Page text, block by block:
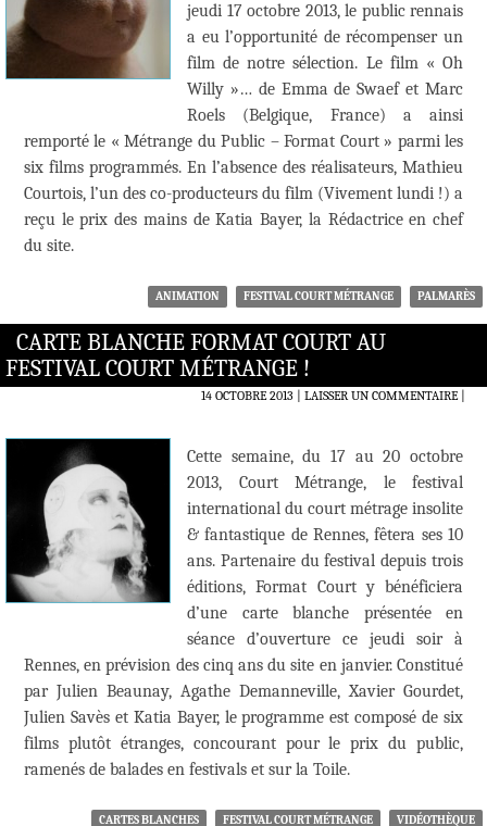
jeudi 17 octobre 2013, le public rennais
a eu l’opportunité de récompenser un
film de notre sélection. Le film « Oh
Willy »… de Emma de Swaef et Marc
Roels (Belgique, France) a ainsi
remporté le « Métrange du Public – Format Court » parmi les
six films programmés. En l’absence des réalisateurs, Mathieu
Courtois, l’un des co-producteurs du film (Vivement lundi !) a
reçu le prix des mains de Katia Bayer, la Rédactrice en chef
du site.
ANIMATION FESTIVAL COURT MÉTRANGE PALMARÈS
CARTE BLANCHE FORMAT COURT AU
FESTIVAL COURT MÉTRANGE !
14 OCTOBRE 2013 LAISSER UN COMMENTAIRE|
Cette semaine, du 17 au 20 octobre
2013, Court Métrange, le festival
international du court métrage insolite
& fantastique de Rennes, fêtera ses 10
ans. Partenaire du festival depuis trois
éditions, Format Court y bénéficiera
d’une carte blanche présentée en
séance d’ouverture ce jeudi soir à
Rennes, en prévision des cinq ans du site en janvier. Constitué
par Julien Beaunay, Agathe Demanneville, Xavier Gourdet,
Julien Savès et Katia Bayer, le programme est composé de six
films plutôt étranges, concourant pour le prix du public,
ramenés de balades en festivals et sur la Toile.
CARTES BLANCHES FESTIVAL COURT MÉTRANGE VIDÉOTHÈQUE